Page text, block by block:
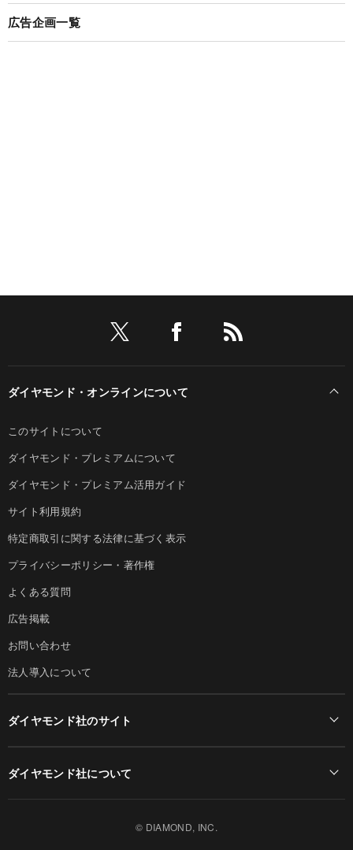
広告企画一覧
ダイヤモンド・オンラインについて
このサイトについて
ダイヤモンド・プレミアムについて
ダイヤモンド・プレミアム活用ガイド
サイト利用規約
特定商取引に関する法律に基づく表示
プライバシーポリシー・著作権
よくある質問
広告掲載
お問い合わせ
法人導入について
ダイヤモンド社のサイト
ダイヤモンド社について
© DIAMOND, INC.